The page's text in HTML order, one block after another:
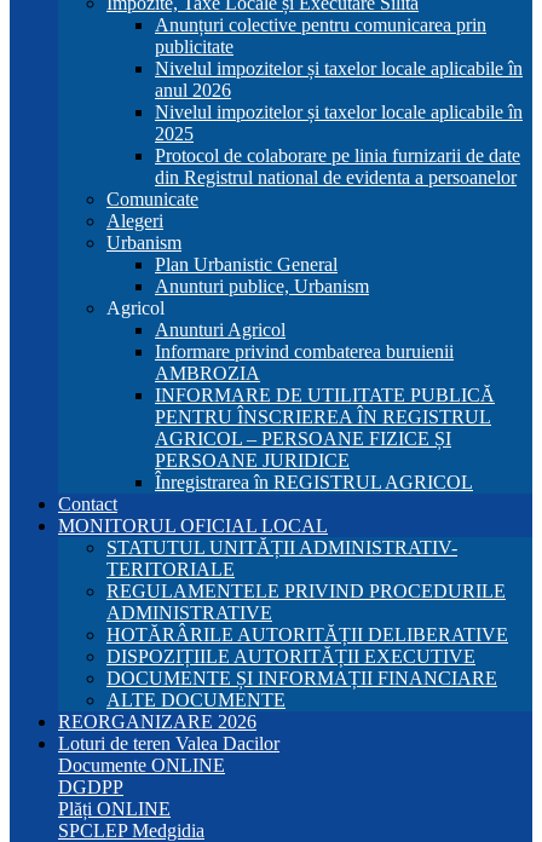
Anunțuri colective pentru comunicarea prin
publicitate
Nivelul impozitelor și taxelor locale aplicabile în
anul 2026
Nivelul impozitelor și taxelor locale aplicabile în
2025
Protocol de colaborare pe linia furnizarii de date
din Registrul national de evidenta a persoanelor
Comunicate
Alegeri
Urbanism
Plan Urbanistic General
Anunturi publice, Urbanism
Agricol
Anunturi Agricol
Informare privind combaterea buruienii
AMBROZIA
INFORMARE DE UTILITATE PUBLICĂ
PENTRU ÎNSCRIEREA ÎN REGISTRUL
AGRICOL – PERSOANE FIZICE ȘI
PERSOANE JURIDICE
Înregistrarea în REGISTRUL AGRICOL
Contact
MONITORUL OFICIAL LOCAL
STATUTUL UNITĂȚII ADMINISTRATIV-
TERITORIALE
REGULAMENTELE PRIVIND PROCEDURILE
ADMINISTRATIVE
HOTĂRÂRILE AUTORITĂȚII DELIBERATIVE
DISPOZIȚIILE AUTORITĂȚII EXECUTIVE
DOCUMENTE ȘI INFORMAȚII FINANCIARE
ALTE DOCUMENTE
REORGANIZARE 2026
Loturi de teren Valea Dacilor
Documente ONLINE
DGDPP
Plăți ONLINE
SPCLEP Medgidia